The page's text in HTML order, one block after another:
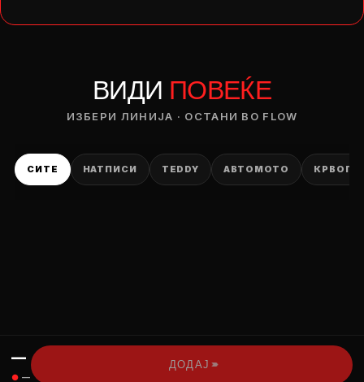
ВИДИ ПОВЕЌЕ
ИЗБЕРИ ЛИНИЈА · ОСТАНИ ВО FLOW
СИТЕ НАТПИСИ TEDDY АВТОМОТО
—
● —
ДОДАЈ ›››